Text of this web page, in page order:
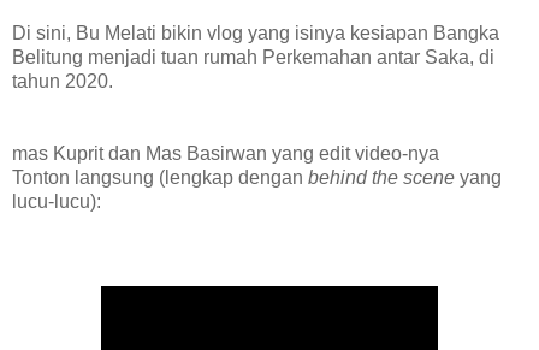
Di sini, Bu Melati bikin vlog yang isinya kesiapan Bangka
Belitung menjadi tuan rumah Perkemahan antar Saka, di
tahun 2020.
mas Kuprit dan Mas Basirwan yang edit video-nya
Tonton langsung (lengkap dengan behind the scene yang
lucu-lucu):